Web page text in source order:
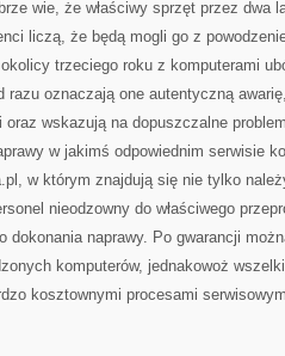
wie, że właściwy sprzęt przez dwa
liczą, że będą mogli go z
trzeciego roku z komputerami
razu oznaczają one autentyczną
wskazują na dopuszczalne
w jakimś odpowiednim serwisie
w którym znajdują się nie tylko
nieodzowny do właściwego
dokonania naprawy. Po gwarancji
komputerów, jednakowoż
kosztownymi procesami